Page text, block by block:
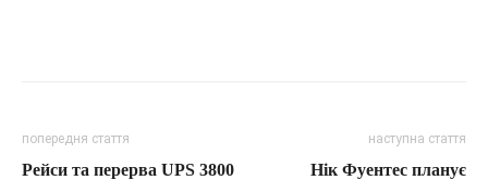
попередня стаття
Рейси та перерва UPS 3800
наступна стаття
Нік Фуентес планує